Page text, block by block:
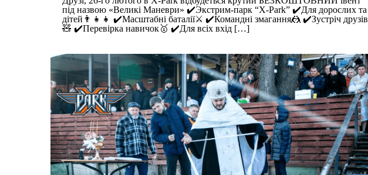
під назвою «Великі Маневри» ✔️Экстрим-парк “X-Park” ✔️Для дорослих та
дітей👨‍👧‍👧 ✔️Масштабні баталії⚔️ ✔️Командні змагання🤼 ✔️Зустріч друзів
🧸 ✔️Перевірка навичок🥇 ✔️Для всіх вхід […]